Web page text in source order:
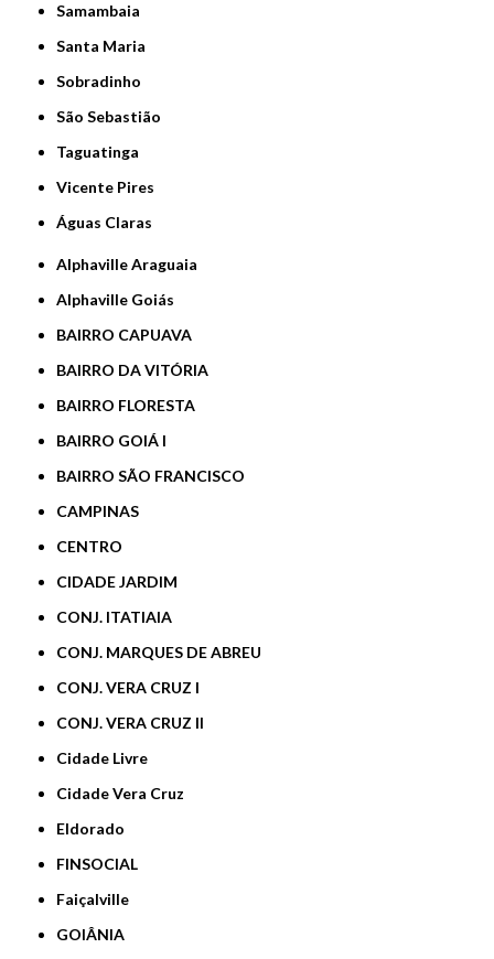
Samambaia
Santa Maria
Sobradinho
São Sebastião
Taguatinga
Vicente Pires
Águas Claras
Alphaville Araguaia
Alphaville Goiás
BAIRRO CAPUAVA
BAIRRO DA VITÓRIA
BAIRRO FLORESTA
BAIRRO GOIÁ I
BAIRRO SÃO FRANCISCO
CAMPINAS
CENTRO
CIDADE JARDIM
CONJ. ITATIAIA
CONJ. MARQUES DE ABREU
CONJ. VERA CRUZ I
CONJ. VERA CRUZ II
Cidade Livre
Cidade Vera Cruz
Eldorado
FINSOCIAL
Faiçalville
GOIÂNIA